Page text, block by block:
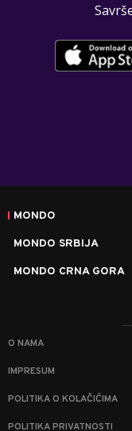
MONDO
MONDO SRBIJA
MONDO CRNA GORA
O NAMA
IMPRESUM
POLITIKA O KOLAČIĆIMA
POLITIKA PRIVATNOSTI